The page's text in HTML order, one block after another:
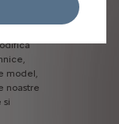
model,
noastre
si